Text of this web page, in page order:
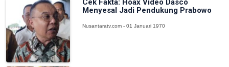
Cek Fakta: Hoax Video Dasco
Menyesal Jadi Pendukung Prabowo
Nusantaratv.com - 01 Januari 1970